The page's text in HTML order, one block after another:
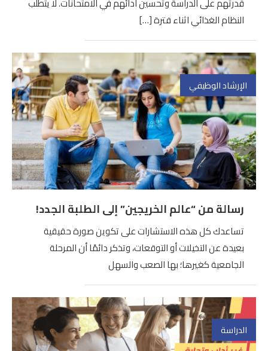
النظام الغذائي اثناء فترة […]
الإرشاد الوظيفي
رسالة من “عالم الخريجين” إلى الطلبة الجدد!
تساعدك كل هذه الاستشارات على تكوين صورة حقيقية
بعيدة عن التخيلات أو التوقعات، وتذكر دائمًا أن المرحلة
الجامعية كغيرها؛ بها الصعب والسهل
الدراسة